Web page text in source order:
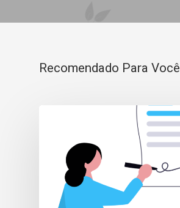
Recomendado Para Você